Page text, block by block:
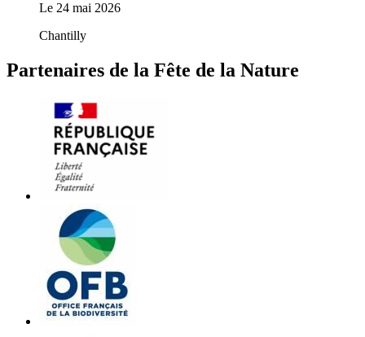
Le 24 mai 2026
Chantilly
Partenaires de la Fête de la Nature